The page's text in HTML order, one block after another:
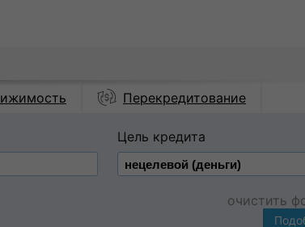
Перекредитование
Цель кредита
очистить